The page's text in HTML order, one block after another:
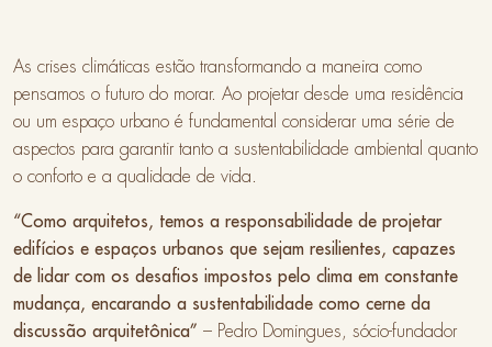
As crises climáticas estão transformando a maneira como
pensamos o futuro do morar. Ao projetar desde uma residência
ou um espaço urbano é fundamental considerar uma série de
aspectos para garantir tanto a sustentabilidade ambiental quanto
o conforto e a qualidade de vida.
“Como arquitetos, temos a responsabilidade de projetar
edifícios e espaços urbanos que sejam resilientes, capazes
de lidar com os desafios impostos pelo clima em constante
mudança, encarando a sustentabilidade como cerne da
discussão arquitetônica” – Pedro Domingues, sócio-fundador